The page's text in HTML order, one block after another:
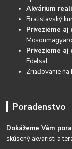
Akvárium
Bratislavský
Privezieme aj
Privezieme aj
Edelsal
Zriaďovanie na
Poradenstvo
Dokážeme Vám
skúsený akvaristi a